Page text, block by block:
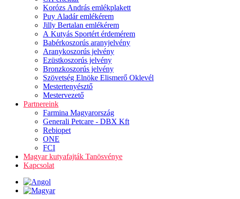
Korózs András emlékplakett
Puy Aladár emlékérem
Jilly Bertalan emlékérem
A Kutyás Sportért érdemérem
Babérkoszorús aranyjelvény
Aranykoszorús jelvény
Ezüstkoszorús jelvény
Bronzkoszorús jelvény
Szövetség Elnöke Elismerő Oklevél
Mestertenyésztő
Mestervezető
Partnereink
Farmina Magyarország
Generali Petcare - DBX Kft
Rebiopet
ONE
FCI
Magyar kutyafajták Tanösvénye
Kapcsolat